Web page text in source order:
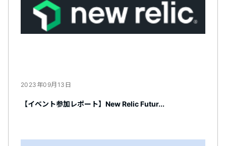
2023年09月13日
【イベント参加レポート】New Relic Futur...